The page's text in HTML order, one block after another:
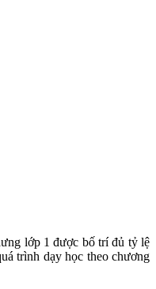
lớp 1 được bố trí đủ tỷ lệ
trình dạy học theo chương